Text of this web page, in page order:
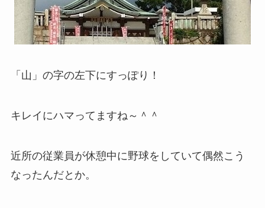
「山」の字の左下にすっぽり！
キレイにハマってますね～＾＾
近所の従業員が休憩中に野球をしていて偶然こう
なったんだとか。